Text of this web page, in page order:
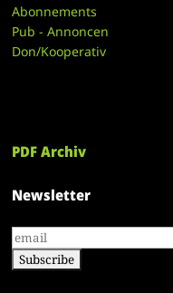
Abonnements
Pub - Annoncen
Don/Kooperativ
PDF Archiv
Newsletter